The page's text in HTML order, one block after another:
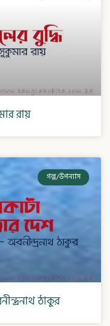
রায়
গল্প/উপন্যাস
ঠাকুর